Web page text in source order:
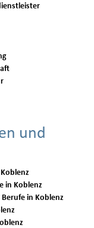
und
/ Controlling / Steuern in Koblenz
Jobs für Bildung / Erziehung / Soziale Berufe in Koblenz
Jobs für Handwerk / gewerblich-technische Berufe in Koblenz
in Koblenz
Entwicklung in Koblenz